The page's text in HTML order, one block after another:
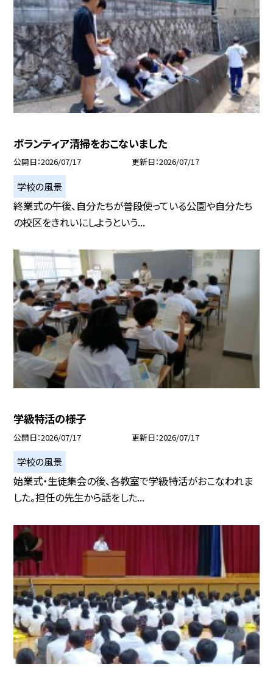
ボランティア清掃をおこないました
公開日 2026/07/17 更新日 2026/07/17
学校の風景
終業式の午後、自分たちが普段使っている公園や自分たち
の校区をきれいにしようという...
学級特活の様子
公開日 2026/07/17 更新日 2026/07/17
学校の風景
始業式・生徒集会の後、各教室で学級特活がおこなわれま
した。担任の先生から話をした...